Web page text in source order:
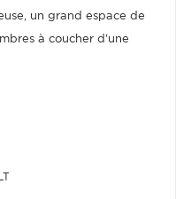
un grand espace de
à coucher d'une